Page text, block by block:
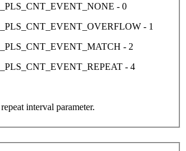
- 0
- 1
- 2
- 4
interval parameter.